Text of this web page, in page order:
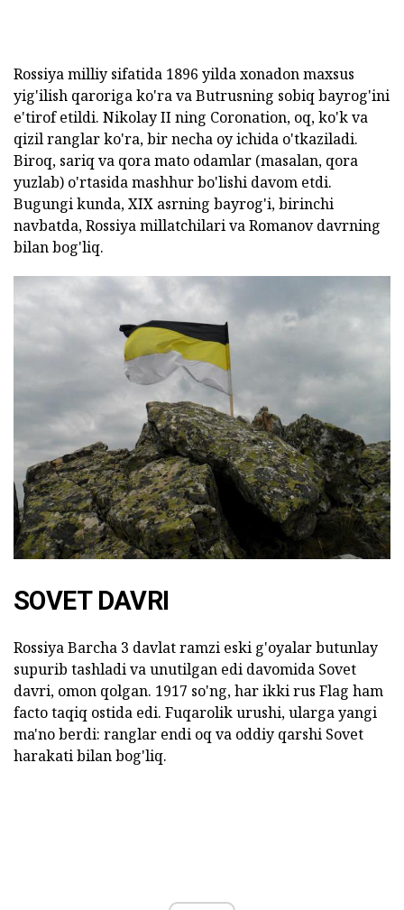
Rossiya milliy sifatida 1896 yilda xonadon maxsus
yig'ilish qaroriga ko'ra va Butrusning sobiq bayrog'ini
e'tirof etildi. Nikolay II ning Coronation, oq, ko'k va
qizil ranglar ko'ra, bir necha oy ichida o'tkaziladi.
Biroq, sariq va qora mato odamlar (masalan, qora
yuzlab) o'rtasida mashhur bo'lishi davom etdi.
Bugungi kunda, XIX asrning bayrog'i, birinchi
navbatda, Rossiya millatchilari va Romanov davrning
bilan bog'liq.
SOVET DAVRI
Rossiya Barcha 3 davlat ramzi eski g'oyalar butunlay
supurib tashladi va unutilgan edi davomida Sovet
davri, omon qolgan. 1917 so'ng, har ikki rus Flag ham
facto taqiq ostida edi. Fuqarolik urushi, ularga yangi
ma'no berdi: ranglar endi oq va oddiy qarshi Sovet
harakati bilan bog'liq.